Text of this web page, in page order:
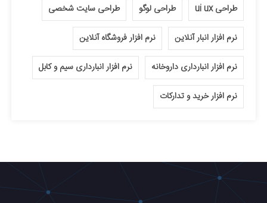
طراحی ui ux طراحی لوگو طراحی سایت شخصی
نرم افزار انبار آنلاین نرم افزار فروشگاه آنلاین
نرم افزار انبارداری داروخانه نرم افزار انبارداری سیم و کابل
نرم افزار خرید و تدارکات